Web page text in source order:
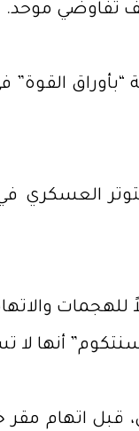
تفاوضي موحد.
القوة” في
العسكري في
أنها
اتهام مقر